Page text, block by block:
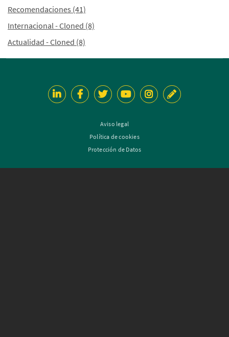
Recomendaciones (41)
Internacional - Cloned (8)
Actualidad - Cloned (8)
Aviso legal
Política de cookies
Protección de Datos